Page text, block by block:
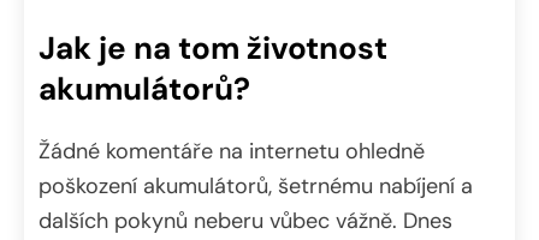
Jak je na tom životnost
akumulátorů?
Žádné komentáře na internetu ohledně
poškození akumulátorů, šetrnému nabíjení a
dalších pokynů neberu vůbec vážně. Dnes